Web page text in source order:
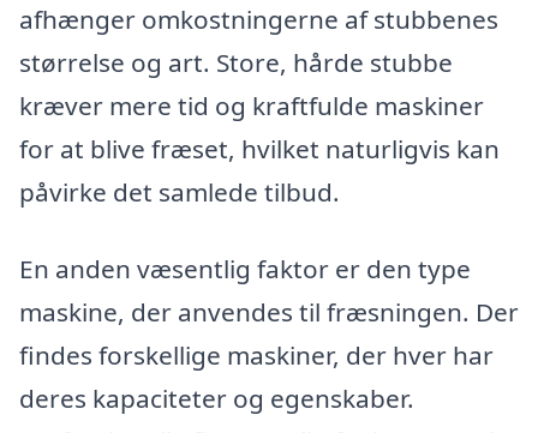
afhænger omkostningerne af stubbenes
størrelse og art. Store, hårde stubbe
kræver mere tid og kraftfulde maskiner
for at blive fræset, hvilket naturligvis kan
påvirke det samlede tilbud.
En anden væsentlig faktor er den type
maskine, der anvendes til fræsningen. Der
findes forskellige maskiner, der hver har
deres kapaciteter og egenskaber.